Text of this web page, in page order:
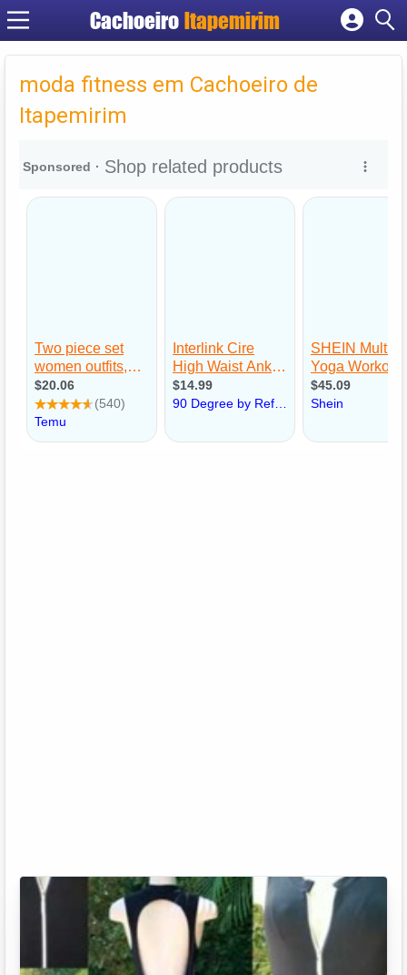
Cachoeiro Itapemirim
Cadastrar empresa
Criar conta
moda fitness em Cachoeiro de
Itapemirim